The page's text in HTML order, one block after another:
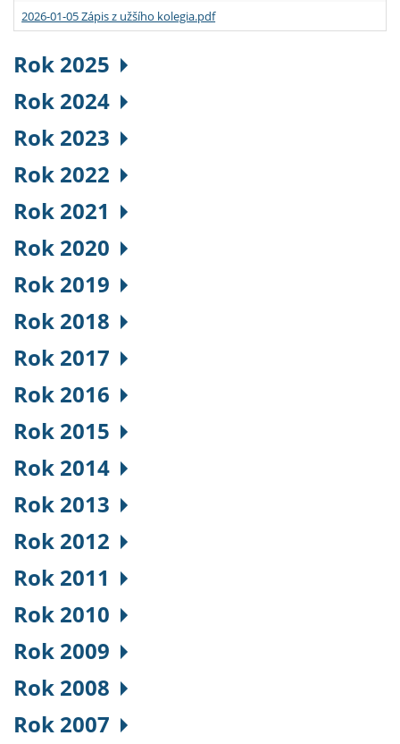
2026-01-05 Zápis z užšího kolegia.pdf
Rok 2025
Rok 2024
Rok 2023
Rok 2022
Rok 2021
Rok 2020
Rok 2019
Rok 2018
Rok 2017
Rok 2016
Rok 2015
Rok 2014
Rok 2013
Rok 2012
Rok 2011
Rok 2010
Rok 2009
Rok 2008
Rok 2007